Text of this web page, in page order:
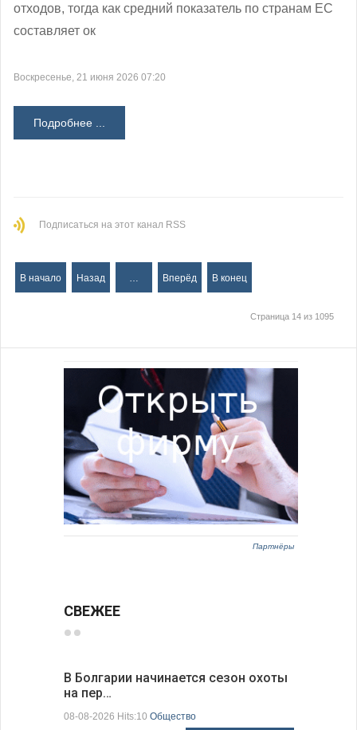
отходов, тогда как средний показатель по странам ЕС
составляет ок
Воскресенье, 21 июня 2026 07:20
Подробнее ...
Подписаться на этот канал RSS
В начало Назад Вперёд В конец
Страница 14 из 1095
Партнёры
СВЕЖЕЕ
В Болгарии начинается сезон охоты
на пер…
08-08-2026 Hits:10 Общество